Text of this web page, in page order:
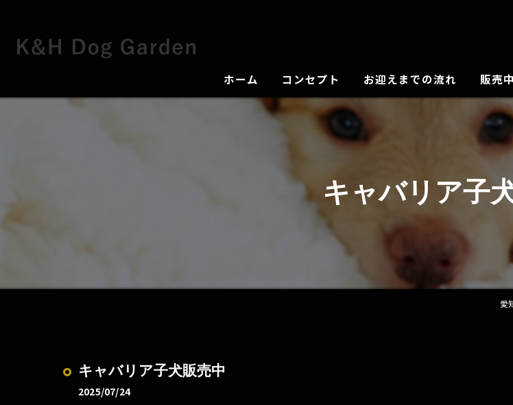
ホーム コンセプト
犬舎の紹介
お迎えまでの流れ 販売
キャバリア子
愛
キャバリア子犬販売中
2025/07/24